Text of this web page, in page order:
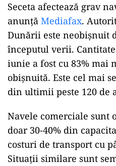
Seceta afectează grav
anunță Mediafax.
Dunării este neobișnuit
începutul verii.
iunie a fost cu 83% mai
obișnuită. Este cel mai
din ultimii peste 120 de
Navele comerciale sunt
doar 30-40% din
costuri de transport cu
Situații similare sunt